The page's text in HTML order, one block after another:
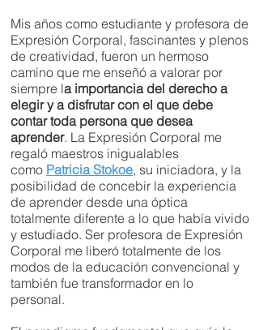
Mis años como estudiante y profesora de
Expresión Corporal, fascinantes y plenos
de creatividad, fueron un hermoso
camino que me enseñó a valorar por
siempre la importancia del derecho a
elegir y a disfrutar con el que debe
contar toda persona que desea
aprender. La Expresión Corporal me
regaló maestros inigualables
como Patricia Stokoe, su iniciadora, y la
posibilidad de concebir la experiencia
de aprender desde una óptica
totalmente diferente a lo que había vivido
y estudiado. Ser profesora de Expresión
Corporal me liberó totalmente de los
modos de la educación convencional y
también fue transformador en lo
personal.